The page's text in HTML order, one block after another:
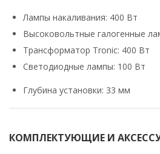
Лампы накаливания: 400 Вт
Высоковольтные галогенные
Трансформатор Tronic: 400 Вт
Светодиодные лампы: 100 Вт
Глубина установки: 33 мм
КОМПЛЕКТУЮЩИЕ И